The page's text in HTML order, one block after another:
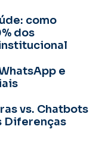
como
dos
e
vs. Chatbots
Diferenças